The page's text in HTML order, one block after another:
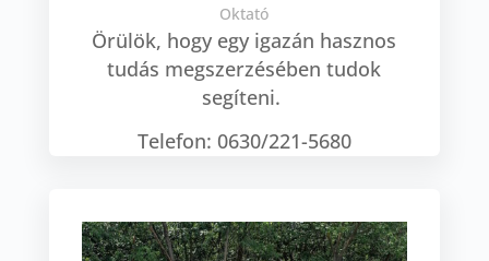
Oktató
Örülök, hogy egy igazán hasznos
tudás megszerzésében tudok
segíteni.
Telefon: 0630/221-5680